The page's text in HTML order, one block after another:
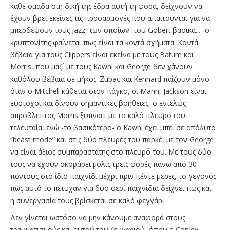
κάθε ομάδα στη δική της έδρα αυτή τη φορά, δείχνουν να
έχουν βρει εκείνες τις προσαρμογές που απαιτούνται για να
μπερδέψουν τους Jazz, των οποίων -του Gobert βασικά...- ο
κρυπτονίτης φαίνεται πως είναι τα κοντά σχήματα. Κοντά
βέβαια για τους Clippers είναι εκείνα με τους Batum και
Morris, που μαζί με τους Kawhi και George δεν χάνουν
καθόλου βέβαια σε μήκος. Zubac και Kennard παίζουν μόνο
όταν ο Mitchell κάθεται στον πάγκο, οι Mann, Jackson είναι
εύστοχοι και δίνουν σημαντικές βοήθειες, ο εντελώς
απρόβλεπτος Morris ξυπνάει με το καλό πλευρό του
τελευταία, ενώ -το βασικότερο- ο Kawhi έχει μπει σε απόλυτο
“beast mode” και στις δύο πλευρές του παρκέ, με τον George
να είναι άξιος συμπαραστάτης στο πλευρό του. Με τους δύο
τους να έχουν σκοράρει μόλις τρεις φορές πάνω από 30
πόντους στο ίδιο παιχνίδι μέχρι πριν πέντε μέρες, το γεγονός
πως αυτό το πέτυχαν για δύο σερί παιχνίδια δείχνει πως και
η συνεργασία τους βρίσκεται σε καλό φεγγάρι.
Δεν γίνεται ωστόσο να μην κάνουμε αναφορά στους